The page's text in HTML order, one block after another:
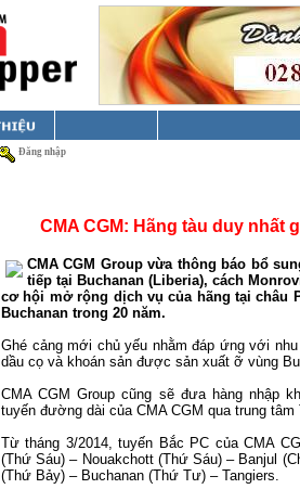
Đăng nhập
CMA CGM: Hãng tàu duy nhất
CMA CGM Group vừa thông báo bổ
tiếp tại Buchanan (Liberia), cách
cơ hội mở rộng dịch vụ của hãng tại châu
Buchanan trong 20 năm.
Ghé cảng mới chủ yếu nhằm đáp ứng với
dầu cọ và khoán sản được sản xuất ỡ vùng
CMA CGM Group cũng sẽ đưa hàng nhập
tuyến đường dài của CMA CGM qua trung tâm
Từ tháng 3/2014, tuyến Bắc PC của CMA
(Thứ Sáu) – Nouakchott(Thứ Sáu) – Banjul
(Thứ Bảy) – Buchanan (Thứ Tư) – Tangiers.